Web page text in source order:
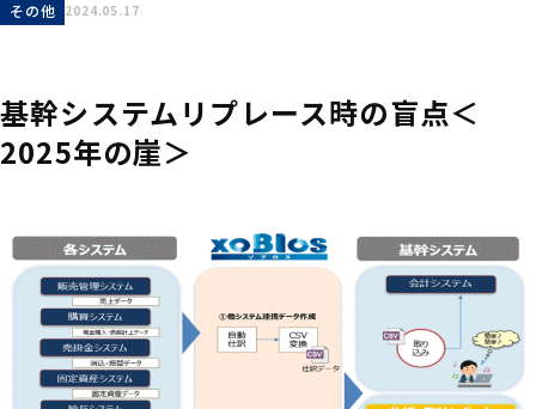
その他 2024.05.17
基幹システムリプレース時の盲点＜
2025年の崖＞